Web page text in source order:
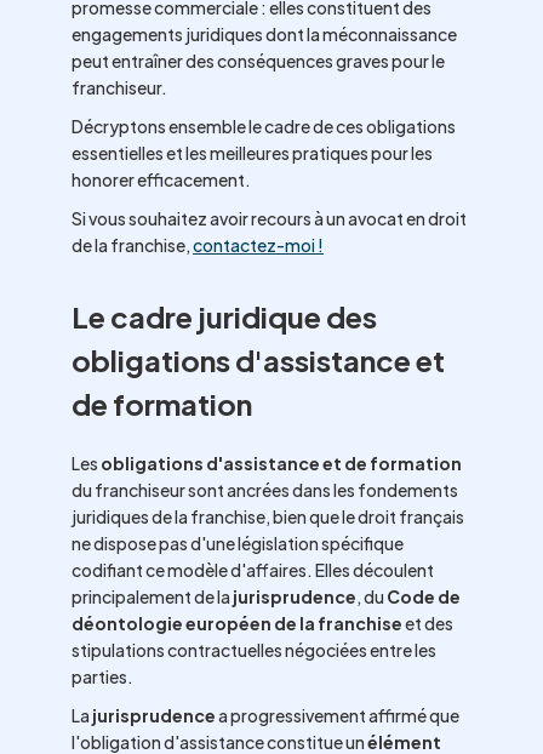
promesse commerciale : elles constituent des
engagements juridiques dont la méconnaissance
peut entraîner des conséquences graves pour le
franchiseur.
Décryptons ensemble le cadre de ces obligations
essentielles et les meilleures pratiques pour les
honorer efficacement.
Si vous souhaitez avoir recours à un avocat en droit
de la franchise,contactez-moi !
Le cadre juridique des
obligations d'assistance et
de formation
Les obligations d'assistance et de formation
du franchiseur sont ancrées dans les fondements
juridiques de la franchise, bien que le droit français
ne dispose pas d'une législation spécifique
codifiant ce modèle d'affaires. Elles découlent
principalement de la jurisprudence, du Code de
déontologie européen de la franchiseet des
stipulations contractuelles négociées entre les
parties.
La jurisprudencea progressivement affirmé que
l'obligation d'assistance constitue unélément